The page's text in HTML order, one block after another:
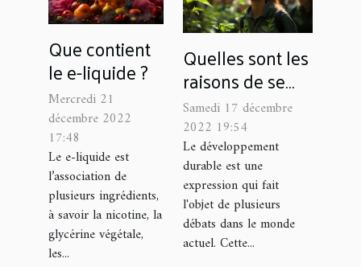
Que contient
le e-liquide ?
Mercredi 21
décembre 2022
17:48
Le e-liquide est
l’association de
plusieurs ingrédients,
à savoir la nicotine, la
glycérine végétale,
les...
Quelles sont les
raisons de se
former aux
métiers de
l’environnement
et du
développement
durable ?
Samedi 17 décembre
2022 19:54
Le développement
durable est une
expression qui fait
l'objet de plusieurs
débats dans le monde
actuel. Cette...